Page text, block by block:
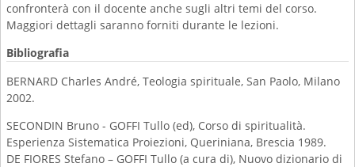
confronterà con il docente anche sugli altri temi del corso.
Maggiori dettagli saranno forniti durante le lezioni.
Bibliografia
BERNARD Charles André, Teologia spirituale, San Paolo, Milano
2002.
SECONDIN Bruno - GOFFI Tullo (ed), Corso di spiritualità.
Esperienza Sistematica Proiezioni, Queriniana, Brescia 1989.
DE FIORES Stefano – GOFFI Tullo (a cura di), Nuovo dizionario di